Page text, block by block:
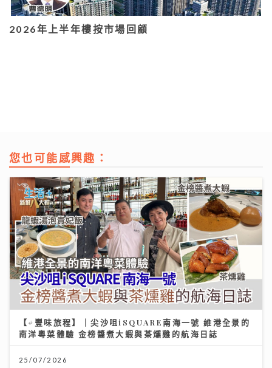
2026年上半年樓按市場回顧
您也可能感興趣：
【#豐味旅程】｜尖沙咀iSQUARE南海一號 維港全景的
南洋粵菜體驗 金榜醬煮大蝦與茶燻雞的航海日誌
25/07/2026